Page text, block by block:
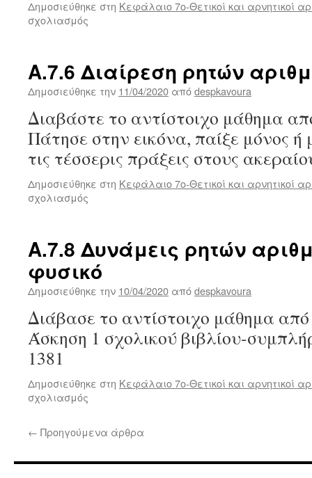
Δημοσιεύθηκε στη Κεφάλαιο 7ο-Θετικοί και αρνητικοί
σχολιασμός
αριθμών
Α.7.6 Διαίρεση ρητών
Δημοσιεύθηκε την 11/04/2020 απόdespkavoura
Διαβάστε το αντίστοιχο μάθημα
Πάτησε στην εικόνα, παίξε μόνος ή
τις τέσσερις πράξεις στους
Δημοσιεύθηκε στη Κεφάλαιο 7ο-Θετικοί και αρνητικοί
σχολιασμός
αριθμών
Α.7.8 Δυνάμεις ρητών
φυσικό
Δημοσιεύθηκε την 10/04/2020 απόdespkavoura
Διάβασε το αντίστοιχο μάθημα
Άσκηση 1 σχολικού βιβλίου-
1381
Δημοσιεύθηκε στη Κεφάλαιο 7ο-Θετικοί και αρνητικοί
σχολιασμός
ρητών
με
← Προηγούμενα άρθρα